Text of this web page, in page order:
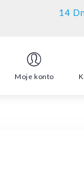
14
Moje konto